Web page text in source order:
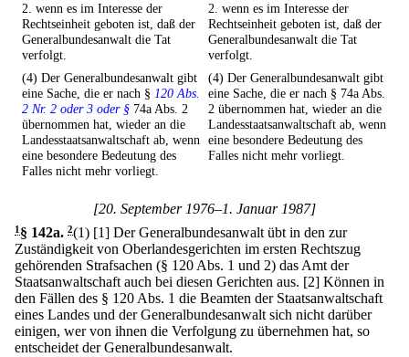
2. wenn es im Interesse der
Rechtseinheit geboten ist, daß der
Generalbundesanwalt die Tat
verfolgt.
2. wenn es im Interesse der
Rechtseinheit geboten ist, daß der
Generalbundesanwalt die Tat
verfolgt.
(4) Der Generalbundesanwalt gibt
eine Sache, die er nach § 120 Abs.
2 Nr. 2 oder 3 oder § 74a Abs. 2
übernommen hat, wieder an die
Landesstaatsanwaltschaft ab, wenn
eine besondere Bedeutung des
Falles nicht mehr vorliegt.
(4) Der Generalbundesanwalt gibt
eine Sache, die er nach § 74a Abs.
2 übernommen hat, wieder an die
Landesstaatsanwaltschaft ab, wenn
eine besondere Bedeutung des
Falles nicht mehr vorliegt.
[20. September 1976–1. Januar 1987]
1§ 142a. 2(1) [1] Der Generalbundesanwalt übt in den zur
Zuständigkeit von Oberlandesgerichten im ersten Rechtszug
gehörenden Strafsachen (§ 120 Abs. 1 und 2) das Amt der
Staatsanwaltschaft auch bei diesen Gerichten aus. [2] Können in
den Fällen des § 120 Abs. 1 die Beamten der Staatsanwaltschaft
eines Landes und der Generalbundesanwalt sich nicht darüber
einigen, wer von ihnen die Verfolgung zu übernehmen hat, so
entscheidet der Generalbundesanwalt.